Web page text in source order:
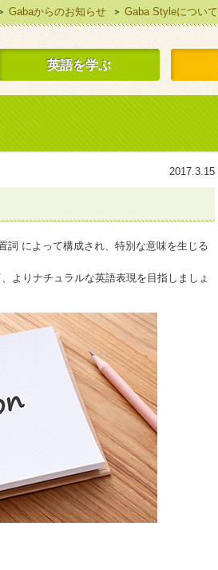
Gabaからのお知らせ Gaba Styleについて
英語を学ぶ
2017.3.15
詞 によって構成され、特別な意味を生じる
よりナチュラルな英語表現を目指しましょ